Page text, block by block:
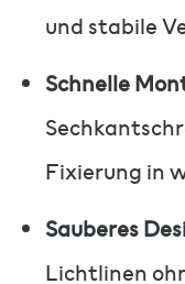
und stabile
Schnelle
Fixierung in
Sauberes
Lichtlinen